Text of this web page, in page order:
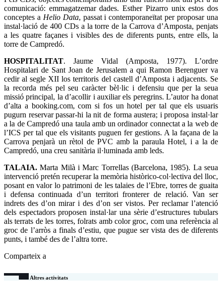
comunicació: emmagatzemar dades. Esther Pizarro unix estos dos
conceptes a Helio Data, passat i contemporaneïtat per proposar una
instal·lació de 400 CDs a la torre de la Carrova d’Amposta, penjats
a les quatre façanes i visibles des de diferents punts, entre ells, la
torre de Campredó.
HOSPITALITAT. Jaume Vidal (Amposta, 1977). L’ordre
Hospitalari de Sant Joan de Jerusalem a qui Ramon Berenguer va
cedir al segle XII los territoris del castell d’Amposta i adjacents. Se
la recorda més pel seu caràcter bèl·lic i defensiu que per la seua
missió principal, la d’acollir i auxiliar els peregrins. L’autor ha donat
d’alta a booking.com, com si fos un hotel per tal que els usuaris
pugurn reservar passar-hi la nit de forma austera; i proposa instal·lar
a la de Campredó una taula amb un ordinador connectat a la web de
l’ICS per tal que els visitants puguen fer gestions. A la façana de la
Carrova penjarà un rètol de PVC amb la paraula Hotel, i a la de
Campredó, una creu sanitària il·luminada amb leds.
TALAIA.Marta Milà i Marc Torrellas (Barcelona, 1985). La seua
intervenció pretén recuperar la memòria històrico-col·lectiva del lloc,
posant en valor lo patrimoni de les talaies de l’Ebre, torres de guaita
i defensa continuada d’un territori fronterer de relació. Van ser
indrets des d’on mirar i des d’on ser vistos. Per reclamar l’atenció
dels espectadors proposen instal·lar una sèrie d’estructures tubulars
als terrats de les torres, folrats amb color groc, com una referència al
groc de l’arròs a finals d’estiu, que pugue ser vista des de diferents
punts, i també des de l’altra torre.
Comparteix a
Altres activitats